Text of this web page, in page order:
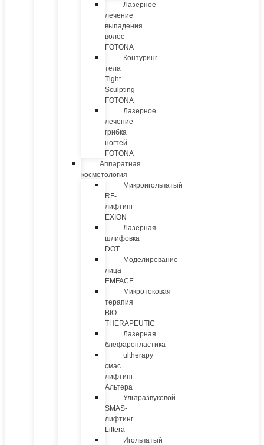
Лазерное
лечение
выпадения
волос
FOTONA
Контуринг
тела
Tight
Sculpting
FOTONA
Лазерное
лечение
грибка
ногтей
FOTONA
Аппаратная
косметология
Микроигольчатый
RF-
лифтинг
EXION
Лазерная
шлифовка
DOT
Моделирование
лица
EMFACE
Микротоковая
терапия
BIO-
THERAPEUTIC
Лазерная
блефаропластика
ultherapy
смас
лифтинг
Альтера
Ультразвуковой
SMAS-
лифтинг
Liftera
Игольчатый